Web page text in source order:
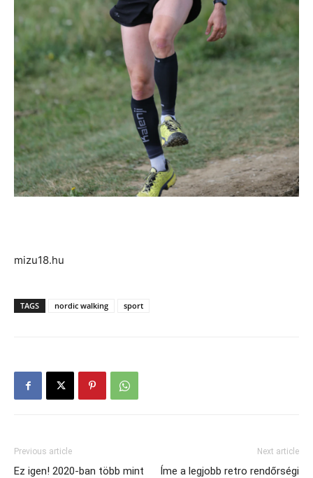
mizu18.hu
TAGS nordic walking sport
Previous article
Ez igen! 2020-ban több mint
Next article
Íme a legjobb retro rendőrségi